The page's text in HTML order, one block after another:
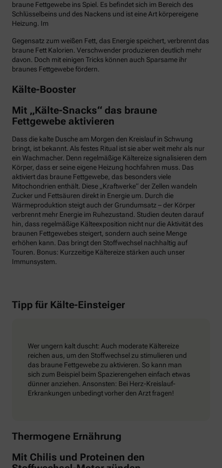
braune Fettgewebe ins Spiel. Es befindet sich im Bereich des
Schlüsselbeins und des Nackens und ist eine Art körpereigene
Heizung. Im
Gegensatz zum weißen Fett, das Energie speichert, verbrennt das
braune Fett Kalorien. Verschwender produzieren deutlich mehr
davon. Doch mit einigen Tricks können auch Sparsame ihr
braunes Fettgewebe fördern.
Kälte-Booster
Mit „Kälte-Snacks“ das braune
Fettgewebe aktivieren
Dass die kalte Dusche am Morgen den Kreislauf in Schwung
bringt, ist bekannt. Als festes Ritual ist sie aber weit mehr als nur
ein Wachmacher. Denn regelmäßige Kältereize signalisieren dem
Körper, dass er seine eigene Heizung hochfahren muss. Das
aktiviert das braune Fettgewebe, das besonders viele
Mitochondrien enthält. Diese „Kraftwerke“ der Zellen wandeln
Zucker und Fettsäuren direkt in Energie um. Durch die
Wärmeproduktion steigt auch der Grundumsatz – der Körper
verbrennt mehr Energie im Ruhezustand. Studien deuten darauf
hin, dass regelmäßige Kälteexposition nicht nur die Aktivität des
braunen Fettgewebes steigert, sondern auch seine Menge
erhöhen kann. Das bringt den Stoffwechsel nachhaltig auf
Touren. Bonus: Kurzzeitige Kältereize stärken auch unser
Immunsystem.
Tipp für Kälte-Einsteiger
Wer ungern kalt duscht: Auch moderate Kältereize
reichen aus, um den Stoffwechsel zu stimulieren und
das braune Fettgewebe zu aktivieren. So kann man
sich zum Beispiel beim Spazierengehen einfach etwas
dünner anziehen. Ansonsten: Bei Herz-Kreislauf-
Erkrankungen unbedingt vorher den Arzt fragen!
Thermogene Ernährung
Mit Chilis und Proteinen den